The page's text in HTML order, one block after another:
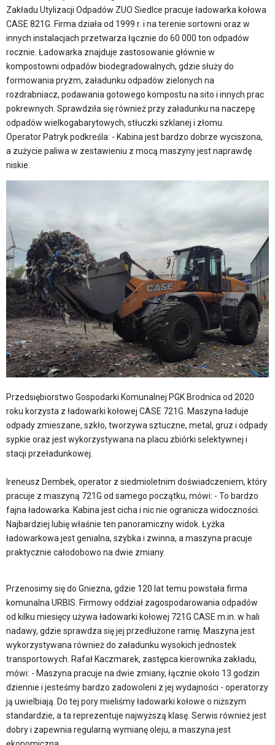
Zakładu Utylizacji Odpadów ZUO Siedlce pracuje ładowarka kołowa
CASE 821G. Firma działa od 1999 r. i na terenie sortowni oraz w
innych instalacjach przetwarza łącznie do 60 000 ton odpadów
rocznie. Ładowarka znajduje zastosowanie głównie w
kompostowni odpadów biodegradowalnych, gdzie służy do
formowania pryzm, załadunku odpadów zielonych na
rozdrabniacz, podawania gotowego kompostu na sito i innych prac
pokrewnych. Sprawdziła się również przy załadunku na naczepę
odpadów wielkogabarytowych, stłuczki szklanej i złomu.
Operator Patryk podkreśla: - Kabina jest bardzo dobrze wyciszona,
a zużycie paliwa w zestawieniu z mocą maszyny jest naprawdę
niskie.
Przedsiębiorstwo Gospodarki Komunalnej PGK Brodnica od 2020
roku korzysta z ładowarki kołowej CASE 721G. Maszyna ładuje
odpady zmieszane, szkło, tworzywa sztuczne, metal, gruz i odpady
sypkie oraz jest wykorzystywana na placu zbiórki selektywnej i
stacji przeładunkowej.
Ireneusz Dembek, operator z siedmioletnim doświadczeniem, który
pracuje z maszyną 721G od samego początku, mówi: - To bardzo
fajna ładowarka. Kabina jest cicha i nic nie ogranicza widoczności.
Najbardziej lubię właśnie ten panoramiczny widok. Łyżka
ładowarkowa jest genialna, szybka i zwinna, a maszyna pracuje
praktycznie całodobowo na dwie zmiany.
Przenosimy się do Gniezna, gdzie 120 lat temu powstała firma
komunalna URBIS. Firmowy oddział zagospodarowania odpadów
od kilku miesięcy używa ładowarki kołowej 721G CASE m.in. w hali
nadawy, gdzie sprawdza się jej przedłużone ramię. Maszyna jest
wykorzystywana również do załadunku wysokich jednostek
transportowych. Rafał Kaczmarek, zastępca kierownika zakładu,
mówi: - Maszyna pracuje na dwie zmiany, łącznie około 13 godzin
dziennie i jesteśmy bardzo zadowoleni z jej wydajności - operatorzy
ją uwielbiają. Do tej pory mieliśmy ładowarki kołowe o niższym
standardzie, a ta reprezentuje najwyższą klasę. Serwis również jest
dobry i zapewnia regularną wymianę oleju, a maszyna jest